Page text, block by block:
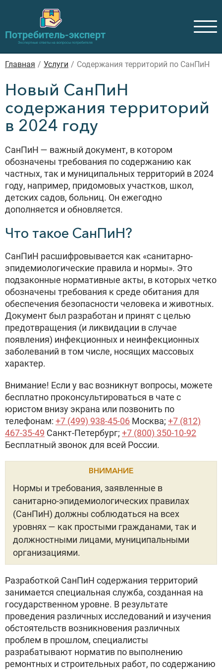
Потребитель-эксперт
Экспертные ответы на вопросы потребителя
Главная / Услуги / Содержания территорий по СанПиН
Новый СанПиН
содержания территорий
в 2024 году
СанПиН — важный документ, в котором
обозначены требования по содержанию как
частных, так и муниципальных территорий в 2024
году, например, придомовых участков, школ,
детских садов, больниц. Он ежегодно
дополняется и обновляется.
Что такое СанПиН?
СанПиН расшифровывается как «санитарно-
эпидемиологические правила и нормы». Это
подзаконные нормативные акты, в которых четко
обозначены требования к среде обитания для
обеспечения безопасности человека и животных.
Документ был разработан и принят с целью
предотвращения (и ликвидации в случае
появления) инфекционных и неинфекционных
заболеваний в том числе, носящих массовых
характер.
Внимание! Если у вас возникнут вопросы, можете
бесплатно проконсультироваться в чате с
юристом внизу экрана или позвонить по
телефонам: +7 (499) 938-45-06 Москва; +7 (812)
467-35-49 Санкт-Петербург; +7 (800) 350-10-92
Бесплатный звонок для всей России.
ВНИМАНИЕ
Нормы и требования, заявленные в
санитарно-эпидемиологических правилах
(СанПиН) должны соблюдаться на всех
уровнях — как простыми гражданами, так и
должностными лицами, муниципальными
организациями.
Разработкой СанПиН содержания территорий
занимается специальная служба, созданная на
государственном уровне. В результате
проведения различных исследований и изучения
обстоятельств возникновения различных
проблем в прошлом, специалисты
разрабатывают норматив по выполнению
ремонтных и строительных работ, по содержанию